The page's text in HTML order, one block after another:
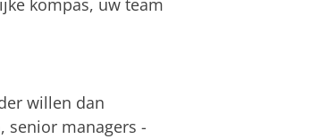
willen dan
senior managers -